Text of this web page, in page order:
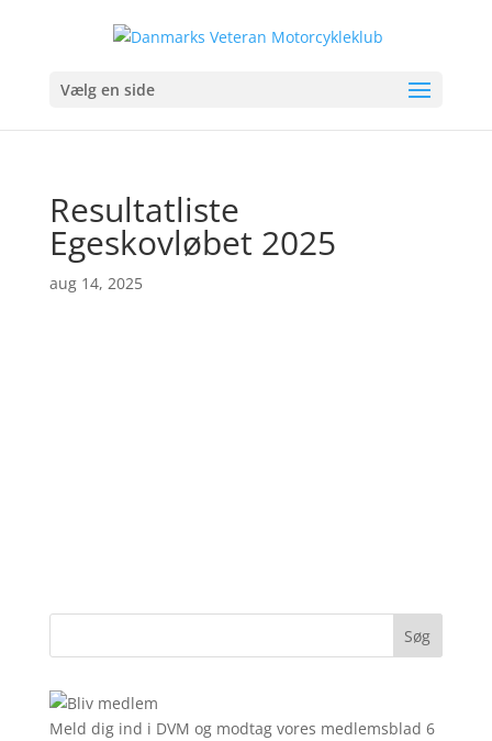
Vælg en side
Resultatliste
Egeskovløbet 2025
aug 14, 2025
Meld dig ind i DVM og modtag vores medlemsblad 6